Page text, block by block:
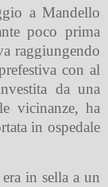
a Mandello
poco prima
raggiungendo
con al
da una
vicinanze, ha
in ospedale
in sella a un